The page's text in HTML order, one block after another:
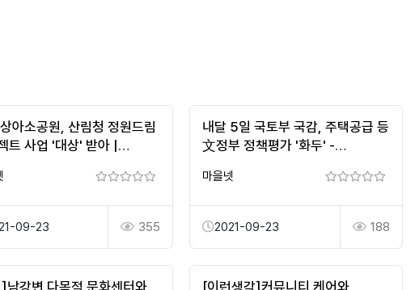
아소공원, 산림청 정원드림
트 사업 '대상' 받아 |
09-23 355
내달 5일 국토부 국감, 주택공급 등
文정부 정책평가 '화두' -
마을넷
2021-09-23 188
남강변 다목적 문화센터와
[이런생각]커뮤니티 케어와